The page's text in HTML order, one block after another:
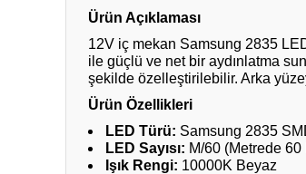
Ürün Açıklaması
12V iç mekan Samsung 2835
ile güçlü ve net bir aydınlatma
şekilde özelleştirilebilir. Arka
Ürün Özellikleri
LED Türü: Samsung 2835
LED Sayısı: M/60 (Metrede 60
Işık Rengi: 10000K Beyaz